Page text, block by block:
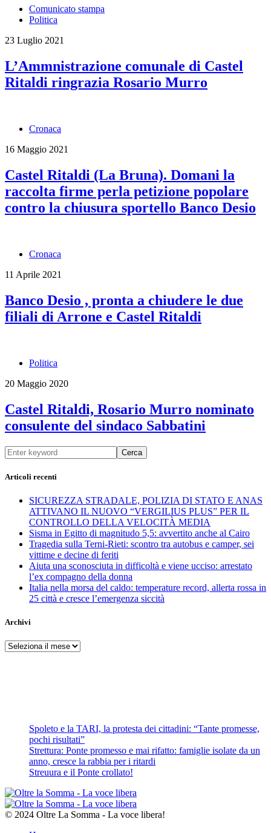
Comunicato stampa
Politica
23 Luglio 2021
L’Ammnistrazione comunale di Castel
Ritaldi ringrazia Rosario Murro
Cronaca
16 Maggio 2021
Castel Ritaldi (La Bruna). Domani la
raccolta firme perla petizione popolare
contro la chiusura sportello Banco Desio
Cronaca
11 Aprile 2021
Banco Desio , pronta a chiudere le due
filiali di Arrone e Castel Ritaldi
Politica
20 Maggio 2020
Castel Ritaldi, Rosario Murro nominato
consulente del sindaco Sabbatini
Cerca
Articoli recenti
SICUREZZA STRADALE, POLIZIA DI STATO E ANAS
ATTIVANO IL NUOVO “VERGILIUS PLUS” PER IL
CONTROLLO DELLA VELOCITÀ MEDIA
Sisma in Egitto di magnitudo 5,5: avvertito anche al Cairo
Tragedia sulla Terni-Rieti: scontro tra autobus e camper, sei
vittime e decine di feriti
Aiuta una sconosciuta in difficoltà e viene ucciso: arrestato
l’ex compagno della donna
Italia nella morsa del caldo: temperature record, allerta rossa in
25 città e cresce l’emergenza siccità
Archivi
Archivi
Spoleto e la TARI, la protesta dei cittadini: “Tante promesse,
pochi risultati”
Strettura: Ponte promesso e mai rifatto: famiglie isolate da un
anno, cresce la rabbia per i ritardi
Streuura e il Ponte crollato!
© 2024 Oltre La Somma - La voce libera!